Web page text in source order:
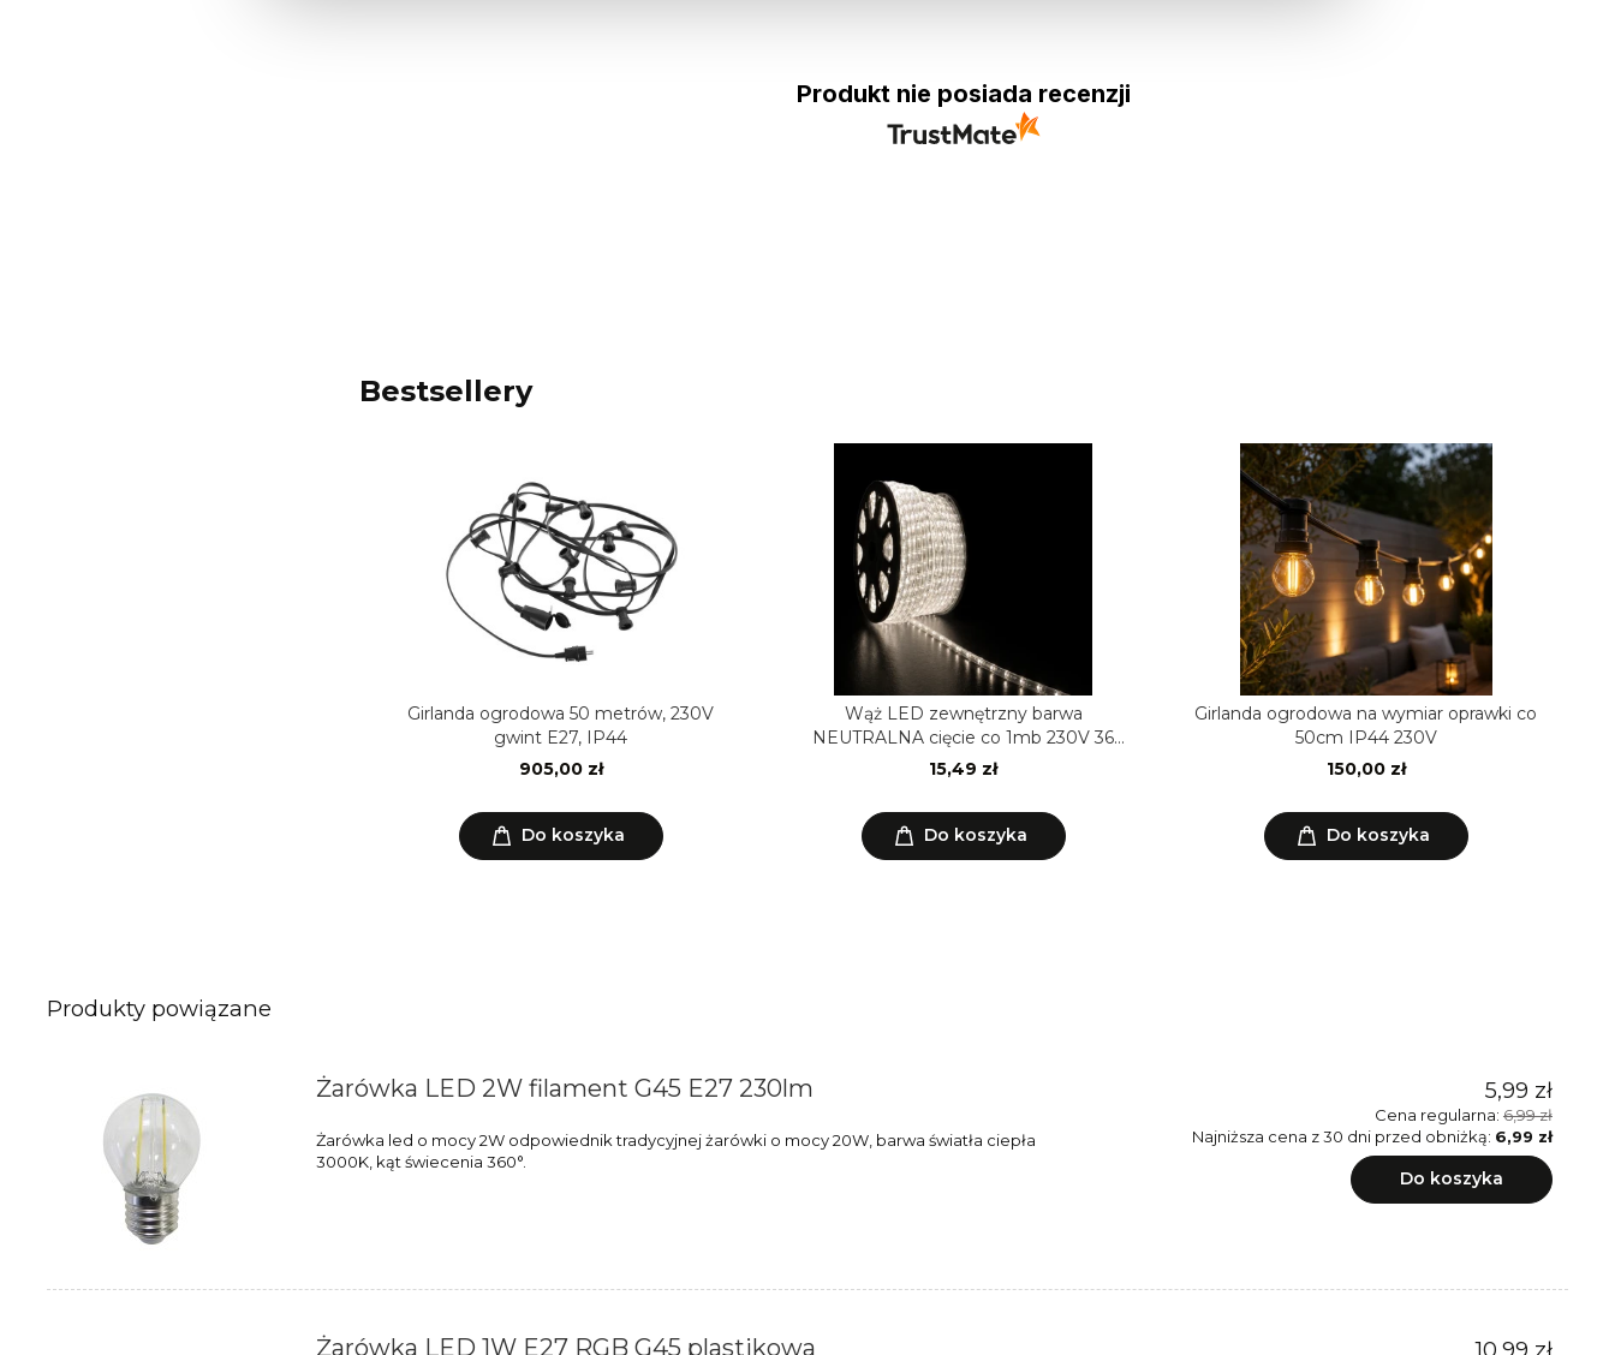
Produkt nie posiada recenzji
Bestsellery
Girlanda ogrodowa 50 metrów, 230V
gwint E27, IP44
905,00 zł
Do koszyka
Wąż LED zewnętrzny barwa
NEUTRALNA cięcie co 1mb 230V 36
diod/m horyzontalny
15,49 zł
Do koszyka
Girlanda ogrodowa na wymiar oprawki co
50cm IP44 230V
150,00 zł
Do koszyka
Produkty powiązane
Żarówka LED 2W filament G45 E27 230lm
Żarówka led o mocy 2W odpowiednik tradycyjnej żarówki o mocy 20W, barwa światła ciepła
3000K, kąt świecenia 360°.
5,99 zł
Cena regularna: 6,99 zł
Najniższa cena z 30 dni przed obniżką: 6,99 zł
Do koszyka
Żarówka LED 1W E27 RGB G45 plastikowa